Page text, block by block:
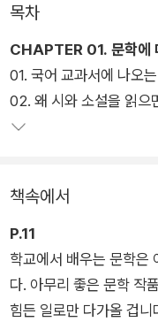
대부분의 청소년 문학
개하는 데 그치는 반면,
평론까지 폭넓게 다루며
이란 무엇이며, 왜 학교
그럼에도 청소년에게 문
의 미래를 함께 생각해본
을 넓히는 소설, 사색의
끄는 평론까지 문학의 다
깊이 이해하고 스스로의
목차
CHAPTER 01. 문학에
01. 국어 교과서에 나오
02. 왜 시와 소설을 읽으
책속에서
P.11
학교에서 배우는 문학은
다. 아무리 좋은 문학 작
힘든 일로만 다가올 겁